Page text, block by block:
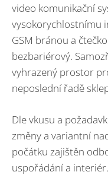
video komunikační
vysokorychlostnímu
GSM bránou a
bezbariérový.
vyhrazený prostor
neposlední řadě
Dle vkusu a
změny a variantní
počátku zajištěn
uspořádání a